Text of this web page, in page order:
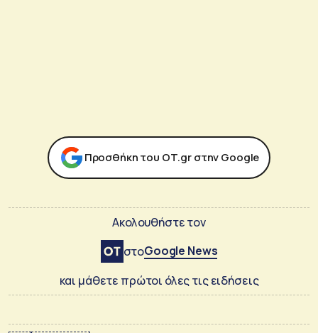
Προσθήκη του ΟΤ.gr στην Google
Ακολουθήστε τον
στοGoogle News
και μάθετε πρώτοι όλες τις ειδήσεις